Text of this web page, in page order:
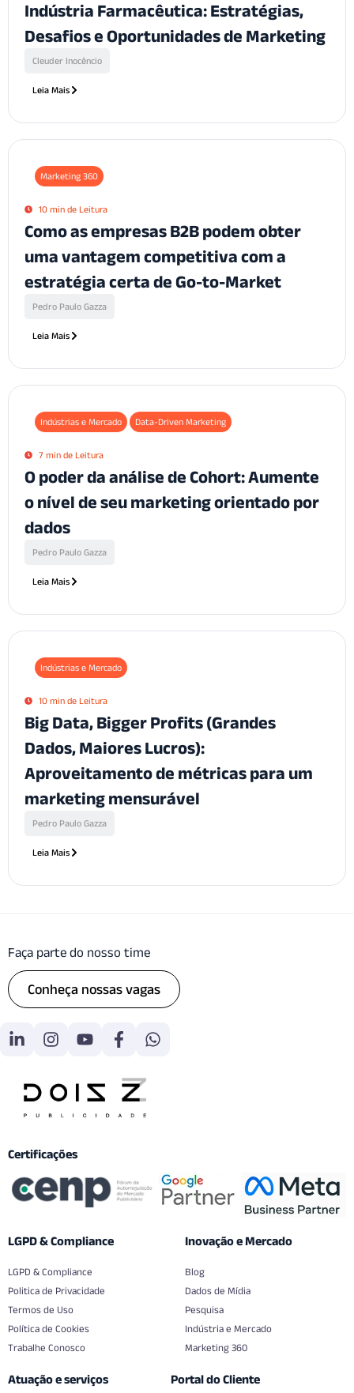
Indústria Farmacêutica: Estratégias,
Desafios e Oportunidades de Marketing
Cleuder Inocêncio
Leia Mais
Marketing 360
10 min de Leitura
Como as empresas B2B podem obter
uma vantagem competitiva com a
estratégia certa de Go-to-Market
Pedro Paulo Gazza
Leia Mais
Indústrias e Mercado Data-Driven Marketing
7 min de Leitura
O poder da análise de Cohort: Aumente
o nível de seu marketing orientado por
dados
Pedro Paulo Gazza
Leia Mais
Indústrias e Mercado
10 min de Leitura
Big Data, Bigger Profits (Grandes
Dados, Maiores Lucros):
Aproveitamento de métricas para um
marketing mensurável
Pedro Paulo Gazza
Leia Mais
Faça parte do nosso time
Conheça nossas vagas
Certificações
LGPD & Compliance
LGPD & Compliance
Politica de Privacidade
Termos de Uso
Política de Cookies
Trabalhe Conosco
Inovação e Mercado
Blog
Dados de Mídia
Pesquisa
Indústria e Mercado
Marketing 360
Atuação e serviços
Portal do Cliente